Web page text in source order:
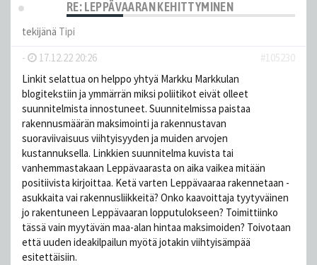
RE: LEPPÄVAARAN KEHITTYMINEN
tekijänä Tipi
-
17.12.22 20:26
#105230
Linkit selattua on helppo yhtyä Markku Markkulan
blogitekstiin ja ymmärrän miksi poliitikot eivät olleet
suunnitelmista innostuneet. Suunnitelmissa paistaa
rakennusmäärän maksimointi ja rakennustavan
suoraviivaisuus viihtyisyyden ja muiden arvojen
kustannuksella. Linkkien suunnitelma kuvista tai
vanhemmastakaan Leppävaarasta on aika vaikea mitään
positiivista kirjoittaa. Ketä varten Leppävaaraa rakennetaan -
asukkaita vai rakennusliikkeitä? Onko kaavoittaja tyytyväinen
jo rakentuneen Leppävaaran lopputulokseen? Toimittiinko
tässä vain myytävän maa-alan hintaa maksimoiden? Toivotaan
että uuden ideakilpailun myötä jotakin viihtyisämpää
esitettäisiin.